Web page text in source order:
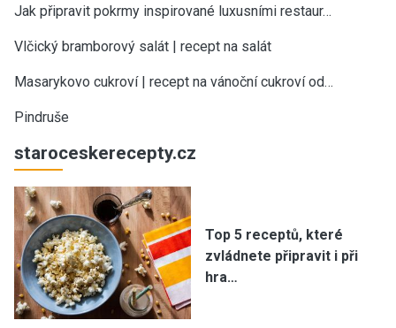
Jak připravit pokrmy inspirované luxusními restaur…
Vlčický bramborový salát | recept na salát
Masarykovo cukroví | recept na vánoční cukroví od…
Pindruše
staroceskerecepty.cz
Top 5 receptů, které
zvládnete připravit i při
hra…